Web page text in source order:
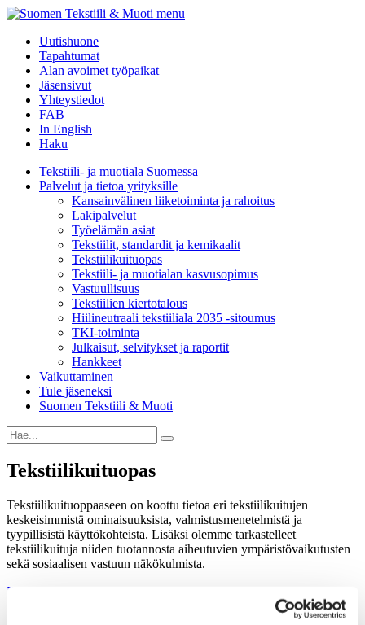
menu
Uutishuone
Tapahtumat
Alan avoimet työpaikat
Jäsensivut
Yhteystiedot
FAB
In English
Haku
Tekstiili- ja muotiala Suomessa
Palvelut ja tietoa yrityksille
Kansainvälinen liiketoiminta ja rahoitus
Lakipalvelut
Työelämän asiat
Tekstiilit, standardit ja kemikaalit
Tekstiilikuitu­opas
Tekstiili- ja muotialan kasvusopimus
Vastuullisuus
Tekstiilien kiertotalous
Hiilineutraali tekstiiliala 2035 -sitoumus
TKI-toiminta
Julkaisut, selvitykset ja raportit
Hankkeet
Vaikuttaminen
Tule jäseneksi
Suomen Tekstiili & Muoti
Tekstiilikuitu­opas
Tekstiilikuituoppaaseen on koottu tietoa eri tekstiilikuitujen
keskeisimmistä ominaisuuksista, valmistusmenetelmistä ja
tyypillisistä käyttökohteista. Lisäksi olemme tarkastelleet
tekstiilikuituja niiden tuotannosta aiheutuvien ympäristövaikutusten
sekä sosiaalisen vastuun näkökulmista.
Kuituopas 2025